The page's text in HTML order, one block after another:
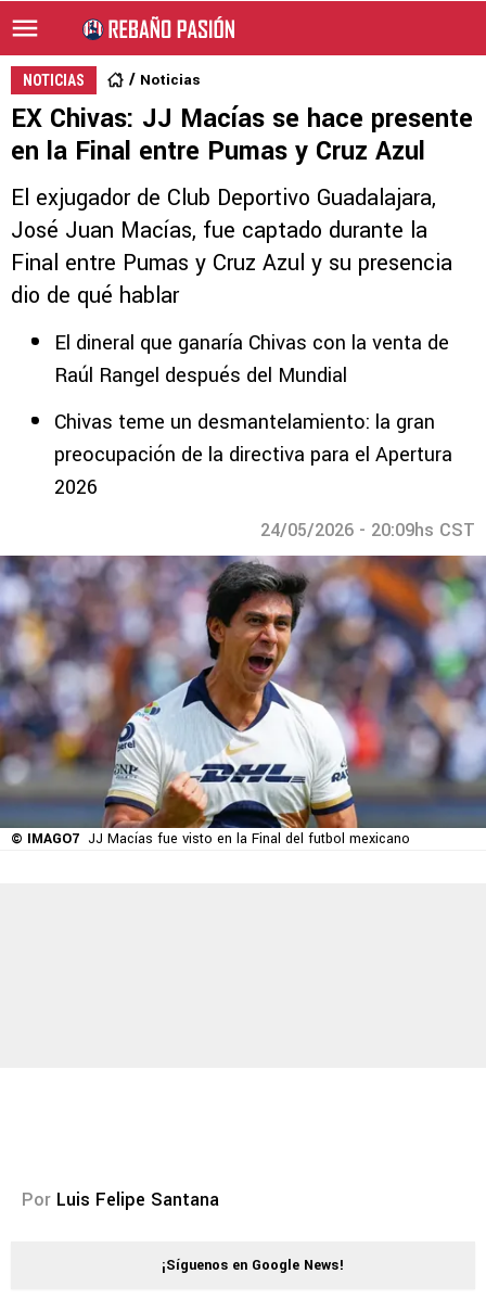
NOTICIAS Noticias
EX Chivas: JJ Macías se hace presente
en la Final entre Pumas y Cruz Azul
El exjugador de Club Deportivo Guadalajara,
José Juan Macías, fue captado durante la
Final entre Pumas y Cruz Azul y su presencia
dio de qué hablar
El dineral que ganaría Chivas con la venta de
Raúl Rangel después del Mundial
Chivas teme un desmantelamiento: la gran
preocupación de la directiva para el Apertura
2026
24/05/2026 - 20:09hs CST
© IMAGO7 JJ Macías fue visto en la Final del futbol mexicano
Por Luis Felipe Santana
¡Síguenos en Google News!